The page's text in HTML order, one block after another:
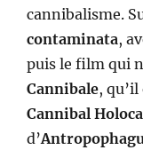
cannibalisme.
contaminata,
puis le film qui
Cannibale,
Cannibal
d’